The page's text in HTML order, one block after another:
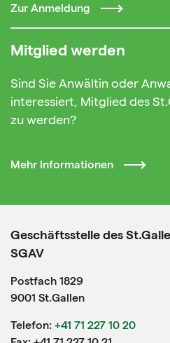
Zur Anmeldung
Mitglied werden
Sind Sie Anwältin oder
interessiert, Mitglied des
zu werden?
Mehr Informationen
Geschäftsstelle des
SGAV
Postfach 1829
9001 St.Gallen
Telefon: +41 71 227 10 20